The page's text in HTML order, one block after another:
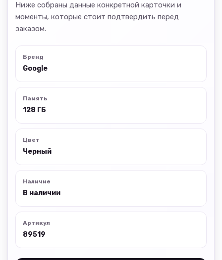
Ниже собраны данные конкретной карточки и
моменты, которые стоит подтвердить перед
заказом.
Бренд
Google
Память
128 ГБ
Цвет
Черный
Наличие
В наличии
Артикул
89519